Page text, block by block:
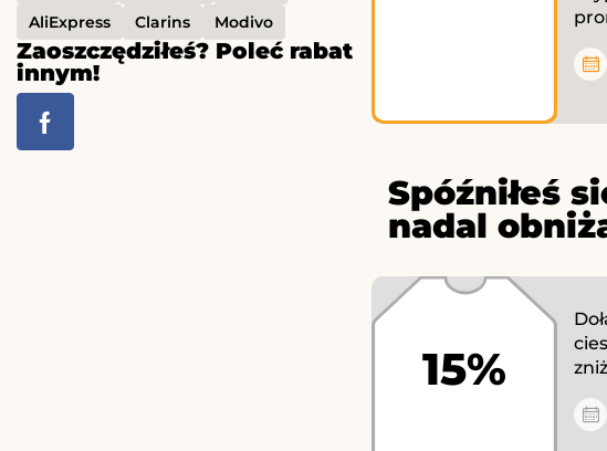
AliExpress
Clarins Modivo
Zaoszczędziłeś? Poleć rabat
innym!
Spóźniłeś
nadal
15%